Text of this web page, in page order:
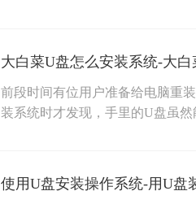
大白菜U盘怎么安装系统-大
前段时间有位用户准备给电脑重
装系统时才发现，手里的U盘虽
使用U盘安装操作系统-用U盘